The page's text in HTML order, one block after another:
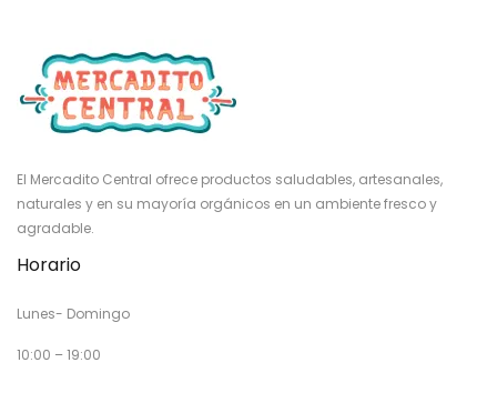
El Mercadito Central ofrece productos saludables, artesanales,
naturales y en su mayoría orgánicos en un ambiente fresco y
agradable.
Horario
Lunes- Domingo
10:00 – 19:00